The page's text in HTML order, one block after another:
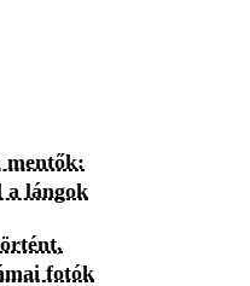
mentők:
a lángok
fotók